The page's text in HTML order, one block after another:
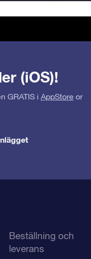
(iOS)!
GRATIS i AppStore or
Beställning och
leverans